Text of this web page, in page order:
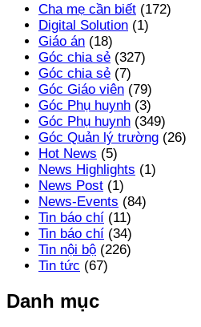
Cha mẹ cần biết (172)
Digital Solution (1)
Giáo án (18)
Góc chia sẻ (327)
Góc chia sẻ (7)
Góc Giáo viên (79)
Góc Phụ huynh (3)
Góc Phụ huynh (349)
Góc Quản lý trường (26)
Hot News (5)
News Highlights (1)
News Post (1)
News-Events (84)
Tin báo chí (11)
Tin báo chí (34)
Tin nội bộ (226)
Tin tức (67)
Danh mục